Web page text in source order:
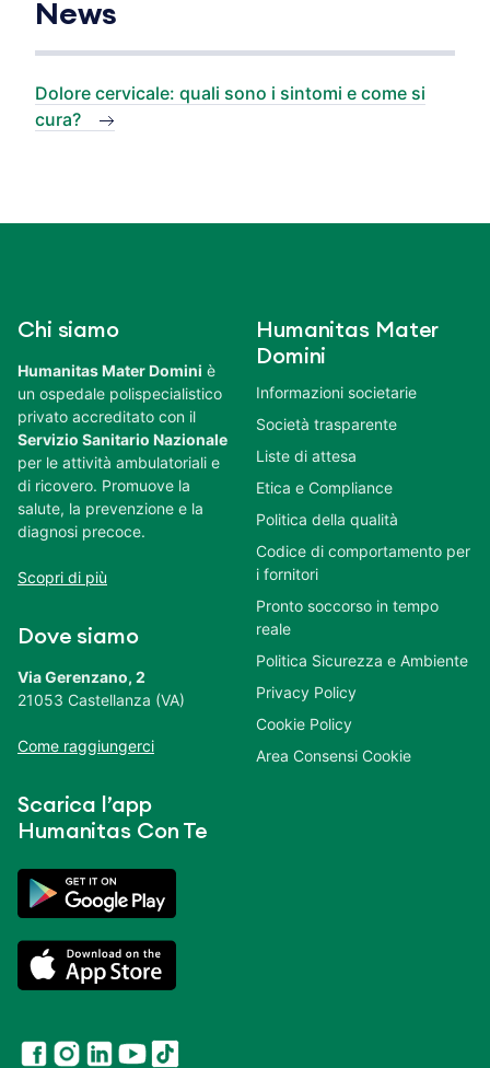
News
Dolore cervicale: quali sono i sintomi e come si
cura?
Chi siamo
Humanitas Mater Domini è
un ospedale polispecialistico
privato accreditato con il
Servizio Sanitario Nazionale
per le attività ambulatoriali e
di ricovero. Promuove la
salute, la prevenzione e la
diagnosi precoce.
Scopri di più
Dove siamo
Via Gerenzano, 2
21053 Castellanza (VA)
Come raggiungerci
Scarica l’app
Humanitas Con Te
Humanitas Mater
Domini
Informazioni societarie
Società trasparente
Liste di attesa
Etica e Compliance
Politica della qualità
Codice di comportamento per
i fornitori
Pronto soccorso in tempo
reale
Politica Sicurezza e Ambiente
Privacy Policy
Cookie Policy
Area Consensi Cookie